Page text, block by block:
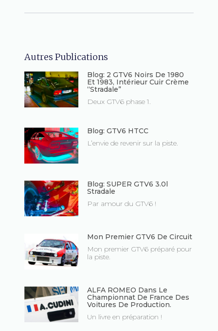
Autres Publications
Blog: 2 GTV6 Noirs De 1980
Et 1983, Intérieur Cuir Crème
“Stradale”
Deux GTV6 phase 1.
Blog: GTV6 HTCC
L’envie de revenir sur la piste.
Blog: SUPER GTV6 3.0l
Stradale
Par amour du GTV6 !
Mon Premier GTV6 De Circuit
Mon premier GTV6 préparé pour
la piste.
ALFA ROMEO Dans Le
Championnat De France Des
Voitures De Production.
Un livre en préparation !